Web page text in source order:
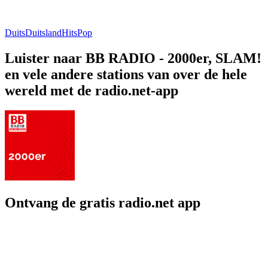
DuitsDuitslandHitsPop
Luister naar BB RADIO - 2000er, SLAM!
en vele andere stations van over de hele
wereld met de radio.net-app
Ontvang de gratis radio.net app